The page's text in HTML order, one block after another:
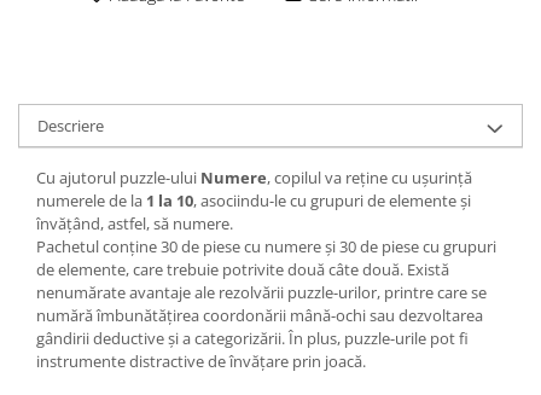
Descriere
Cu ajutorul puzzle-ului Numere, copilul va reține cu ușurință
numerele de la 1 la 10, asociindu-le cu grupuri de elemente și
învățând, astfel, să numere.
Pachetul conține 30 de piese cu numere și 30 de piese cu grupuri
de elemente, care trebuie potrivite două câte două. Există
nenumărate avantaje ale rezolvării puzzle-urilor, printre care se
numără îmbunătăţirea coordonării mână-ochi sau dezvoltarea
gândirii deductive şi a categorizării. În plus, puzzle-urile pot fi
instrumente distractive de învățare prin joacă.